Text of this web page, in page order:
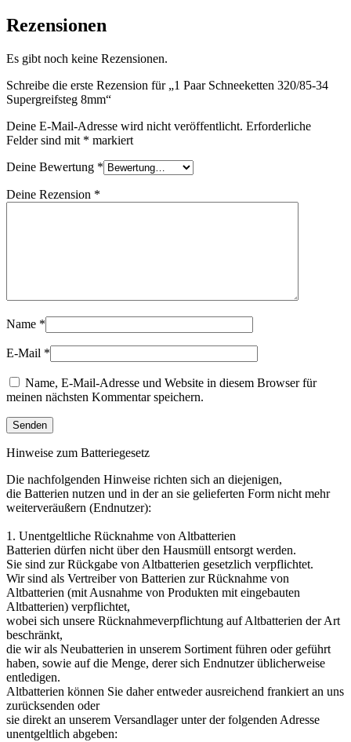
Rezensionen
Es gibt noch keine Rezensionen.
Schreibe die erste Rezension für „1 Paar Schneeketten 320/85-34
Supergreifsteg 8mm“
Deine E-Mail-Adresse wird nicht veröffentlicht. Erforderliche
Felder sind mit * markiert
Deine Bewertung *
Deine Rezension *
Name *
E-Mail *
Name, E-Mail-Adresse und Website in diesem Browser für
meinen nächsten Kommentar speichern.
Hinweise zum Batteriegesetz
Die nachfolgenden Hinweise richten sich an diejenigen,
die Batterien nutzen und in der an sie gelieferten Form nicht mehr
weiterveräußern (Endnutzer):
1. Unentgeltliche Rücknahme von Altbatterien
Batterien dürfen nicht über den Hausmüll entsorgt werden.
Sie sind zur Rückgabe von Altbatterien gesetzlich verpflichtet.
Wir sind als Vertreiber von Batterien zur Rücknahme von
Altbatterien (mit Ausnahme von Produkten mit eingebauten
Altbatterien) verpflichtet,
wobei sich unsere Rücknahmeverpflichtung auf Altbatterien der Art
beschränkt,
die wir als Neubatterien in unserem Sortiment führen oder geführt
haben, sowie auf die Menge, derer sich Endnutzer üblicherweise
entledigen.
Altbatterien können Sie daher entweder ausreichend frankiert an uns
zurücksenden oder
sie direkt an unserem Versandlager unter der folgenden Adresse
unentgeltlich abgeben: